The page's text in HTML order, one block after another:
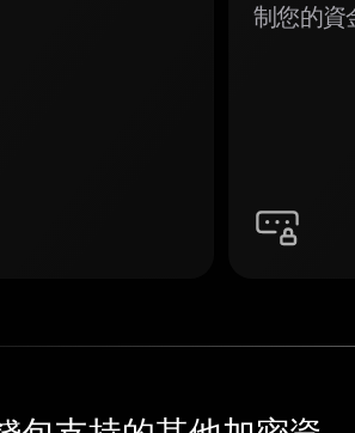
制您的資